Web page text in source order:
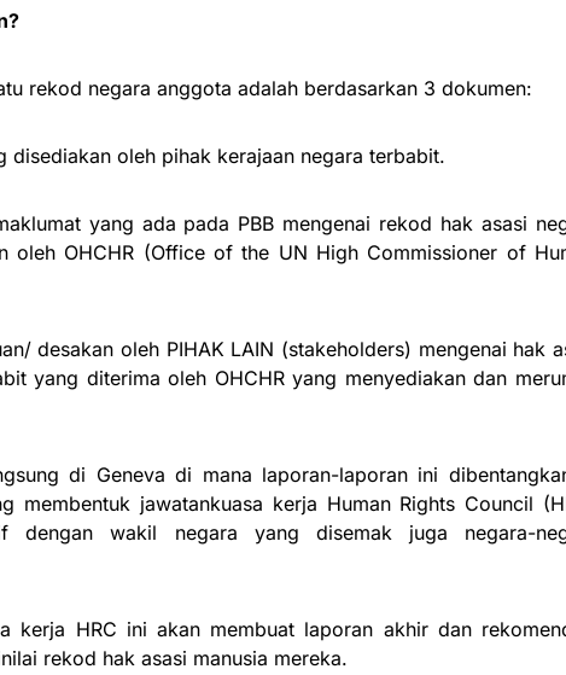
rekod negara anggota adalah berdasarkan 3 dokumen:
disediakan oleh pihak kerajaan negara terbabit.
yang ada pada PBB mengenai rekod hak asasi
oleh OHCHR (Office of the UN High Commissioner of
desakan oleh PIHAK LAIN (stakeholders) mengenai hak
yang diterima oleh OHCHR yang menyediakan dan
di Geneva di mana laporan-laporan ini
membentuk jawatankuasa kerja Human Rights Council
dengan wakil negara yang disemak juga negara-
kerja HRC ini akan membuat laporan akhir dan
rekod hak asasi manusia mereka.